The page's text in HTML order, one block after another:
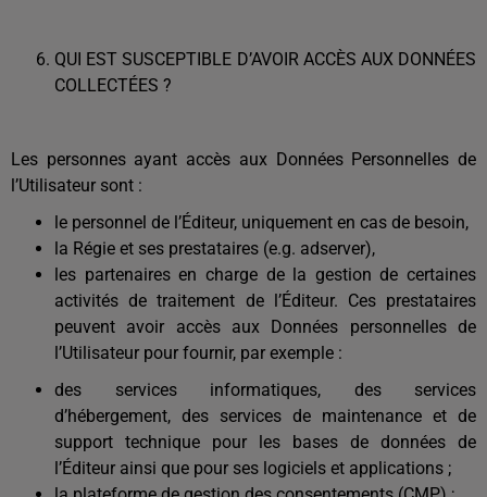
QUI EST SUSCEPTIBLE D’AVOIR ACCÈS AUX DONNÉES
COLLECTÉES ?
Les personnes ayant accès aux Données Personnelles de
l’Utilisateur sont :
le personnel de l’Éditeur, uniquement en cas de besoin,
la Régie et ses prestataires (e.g. adserver),
les partenaires en charge de la gestion de certaines
activités de traitement de l’Éditeur. Ces prestataires
peuvent avoir accès aux Données personnelles de
l’Utilisateur pour fournir, par exemple :
des services informatiques, des services
d’hébergement, des services de maintenance et de
support technique pour les bases de données de
l’Éditeur ainsi que pour ses logiciels et applications ;